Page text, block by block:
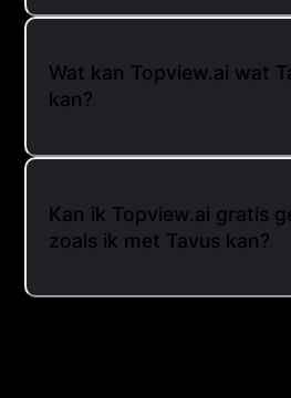
Wat kan Topview.ai wat
kan?
Kan ik Topview.ai gratis
zoals ik met Tavus kan?